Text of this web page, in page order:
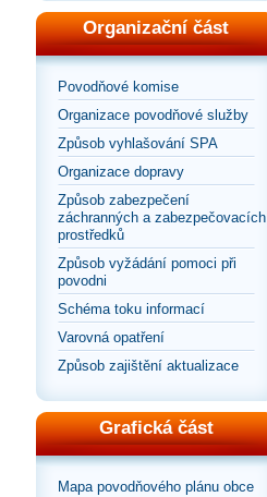
Organizační část
Povodňové komise
Organizace povodňové služby
Způsob vyhlašování SPA
Organizace dopravy
Způsob zabezpečení
záchranných a zabezpečovacích
prostředků
Způsob vyžádání pomoci při
povodni
Schéma toku informací
Varovná opatření
Způsob zajištění aktualizace
Grafická část
Mapa povodňového plánu obce